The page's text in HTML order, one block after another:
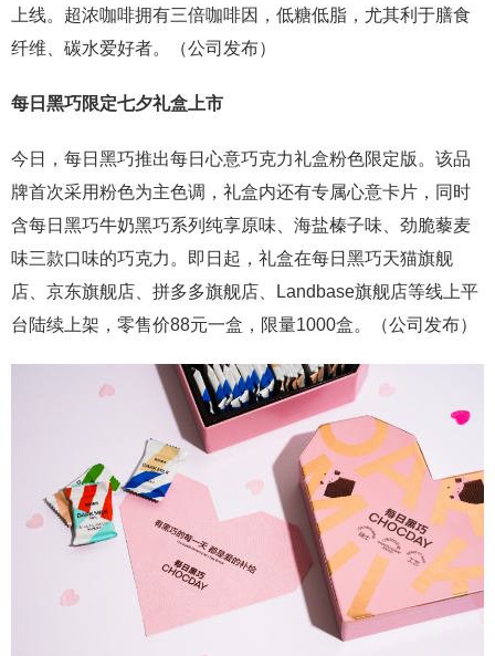
上线。超浓咖啡拥有三倍咖啡因，低糖低脂，尤其利于膳食
纤维、碳水爱好者。（公司发布）
每日黑巧限定七夕礼盒上市
今日，每日黑巧推出每日心意巧克力礼盒粉色限定版。该品
牌首次采用粉色为主色调，礼盒内还有专属心意卡片，同时
含每日黑巧牛奶黑巧系列纯享原味、海盐榛子味、劲脆藜麦
味三款口味的巧克力。即日起，礼盒在每日黑巧天猫旗舰
店、京东旗舰店、拼多多旗舰店、Landbase旗舰店等线上平
台陆续上架，零售价88元一盒，限量1000盒。（公司发布）